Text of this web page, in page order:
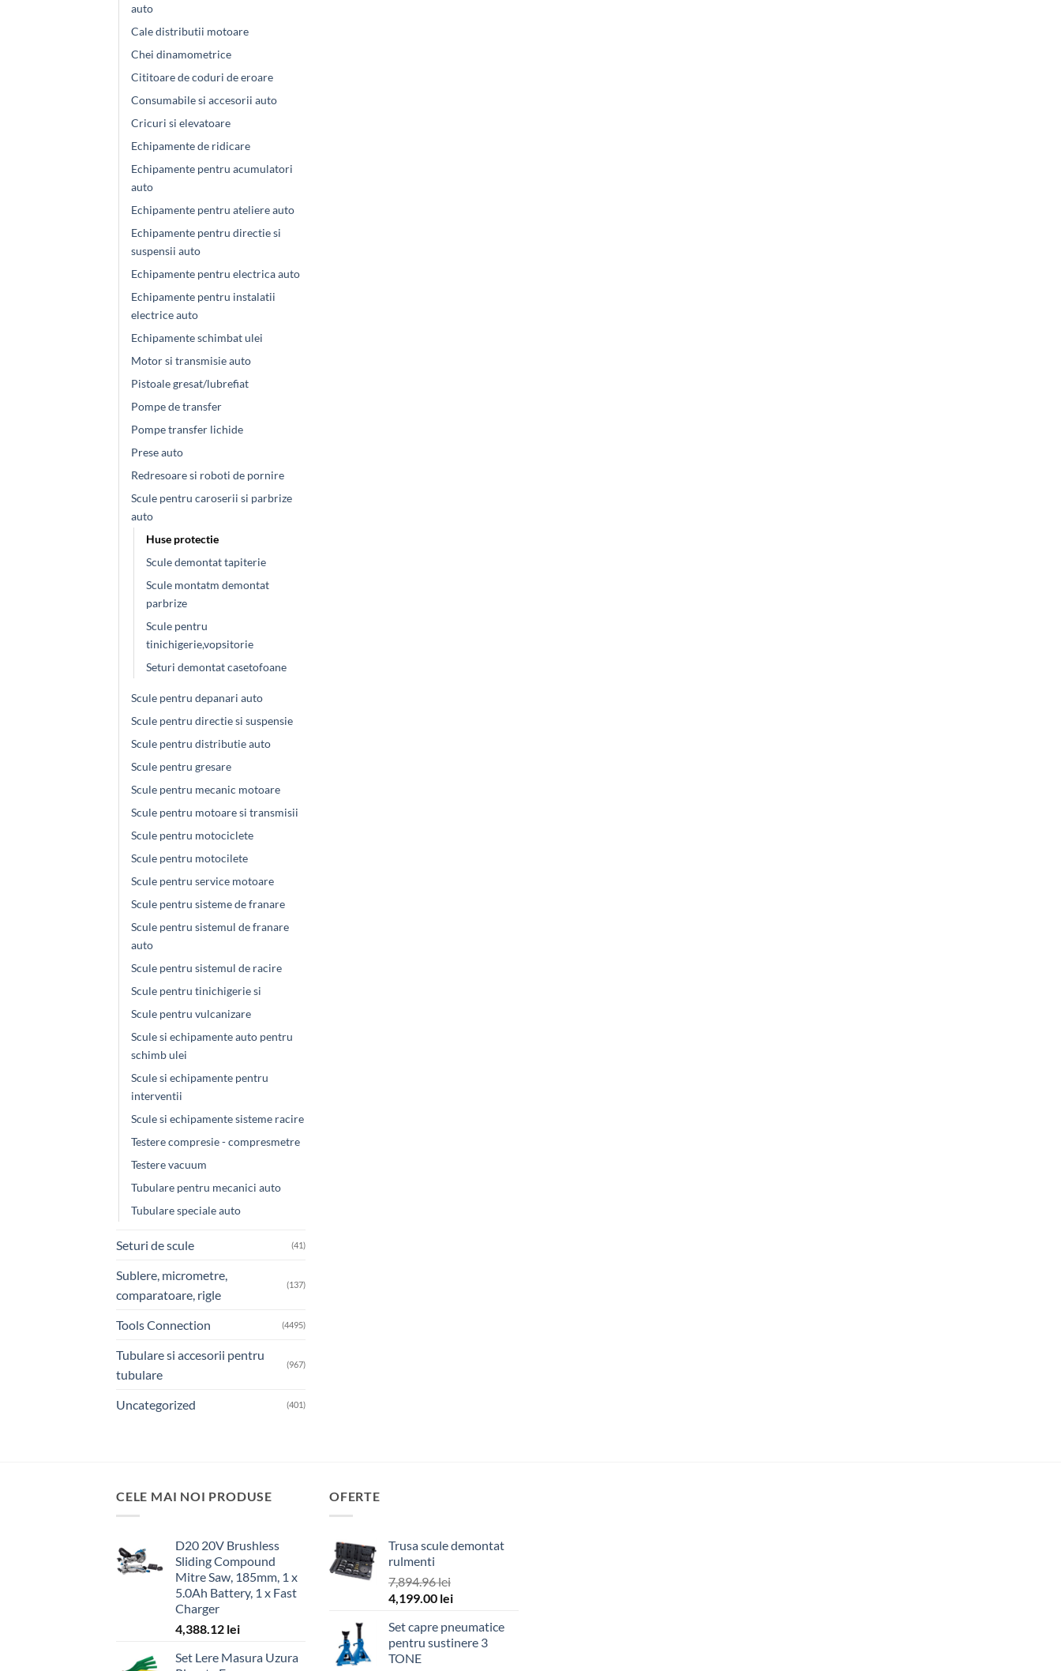
auto
Cale distributii motoare
Chei dinamometrice
Cititoare de coduri de eroare
Consumabile si accesorii auto
Cricuri si elevatoare
Echipamente de ridicare
Echipamente pentru acumulatori
auto
Echipamente pentru ateliere auto
Echipamente pentru directie si
suspensii auto
Echipamente pentru electrica auto
Echipamente pentru instalatii
electrice auto
Echipamente schimbat ulei
Motor si transmisie auto
Pistoale gresat/lubrefiat
Pompe de transfer
Pompe transfer lichide
Prese auto
Redresoare si roboti de pornire
Scule pentru caroserii si parbrize
auto
Huse protectie
Scule demontat tapiterie
Scule montatm demontat
parbrize
Scule pentru
tinichigerie,vopsitorie
Seturi demontat casetofoane
Scule pentru depanari auto
Scule pentru directie si suspensie
Scule pentru distributie auto
Scule pentru gresare
Scule pentru mecanic motoare
Scule pentru motoare si transmisii
Scule pentru motociclete
Scule pentru motocilete
Scule pentru service motoare
Scule pentru sisteme de franare
Scule pentru sistemul de franare
auto
Scule pentru sistemul de racire
Scule pentru tinichigerie si
Scule pentru vulcanizare
Scule si echipamente auto pentru
schimb ulei
Scule si echipamente pentru
interventii
Scule si echipamente sisteme racire
Testere compresie - compresmetre
Testere vacuum
Tubulare pentru mecanici auto
Tubulare speciale auto
Seturi de scule (41)
Sublere, micrometre,
comparatoare, rigle
(137)
Tools Connection (4495)
Tubulare si accesorii pentru
tubulare
(967)
Uncategorized (401)
CELE MAI NOI PRODUSE
D20 20V Brushless
Sliding Compound
Mitre Saw, 185mm, 1 x
5.0Ah Battery, 1 x Fast
Charger
4,388.12 lei
Set Lere Masura Uzura
OFERTE
Trusa scule demontat
rulmenti
7,894.96lei
Prețul
a
fost:
7,894.96 lei.
4,199.00 leiPrețul
este:
4,199.00 lei.
Set capre pneumatice
pentru sustinere 3
TONE